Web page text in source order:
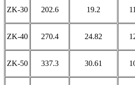
ZK-30 202.6 19.2
ZK-40 270.4 24.82
ZK-50 337.3 30.61